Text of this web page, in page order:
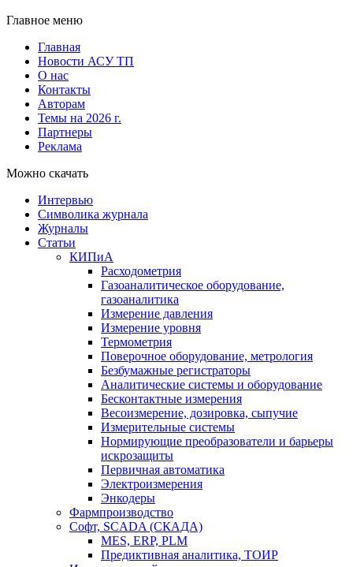
Главное меню
Главная
Новости АСУ ТП
О нас
Контакты
Авторам
Темы на 2026 г.
Партнеры
Реклама
Можно скачать
Интервью
Символика журнала
Журналы
Статьи
КИПиА
Расходометрия
Газоаналитическое оборудование,
газоаналитика
Измерение давления
Измерение уровня
Термометрия
Поверочное оборудование, метрология
Безбумажные регистраторы
Аналитические системы и оборудование
Бесконтактные измерения
Весоизмерение, дозировка, сыпучие
Измерительные системы
Нормирующие преобразователи и барьеры
искрозащиты
Первичная автоматика
Электроизмерения
Энкодеры
Фармпроизводство
Софт, SCADA (СКАДА)
MES, ERP, PLM
Предиктивная аналитика, ТОИР